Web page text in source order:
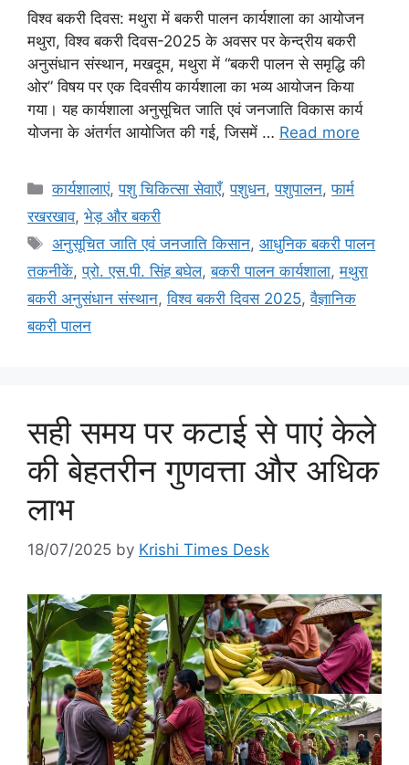
विश्व बकरी दिवस: मथुरा में बकरी पालन कार्यशाला का आयोजन
मथुरा, विश्व बकरी दिवस-2025 के अवसर पर केन्द्रीय बकरी
अनुसंधान संस्थान, मखदूम, मथुरा में “बकरी पालन से समृद्धि की
ओर” विषय पर एक दिवसीय कार्यशाला का भव्य आयोजन किया
गया। यह कार्यशाला अनुसूचित जाति एवं जनजाति विकास कार्य
योजना के अंतर्गत आयोजित की गई, जिसमें … Read more
कार्यशालाएं,पशु चिकित्सा सेवाएँ,पशुधन,पशुपालन,फार्म
रखरखाव, भेड़ और बकरी
अनुसूचित जाति एवं जनजाति किसान,आधुनिक बकरी पालन
तकनीकें,प्रो. एस.पी. सिंह बघेल,बकरी पालन कार्यशाला,मथुरा
बकरी अनुसंधान संस्थान,विश्व बकरी दिवस 2025,वैज्ञानिक
बकरी पालन
सही समय पर कटाई से पाएं केले
की बेहतरीन गुणवत्ता और अधिक
लाभ
18/07/2025 by Krishi Times Desk